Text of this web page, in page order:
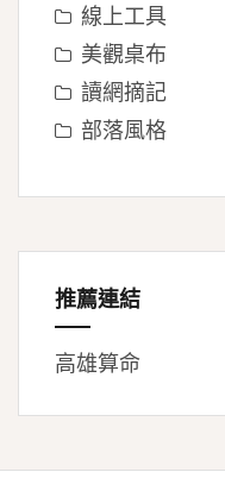
線上工具
美觀桌布
讀網摘記
部落風格
推薦連結
高雄算命